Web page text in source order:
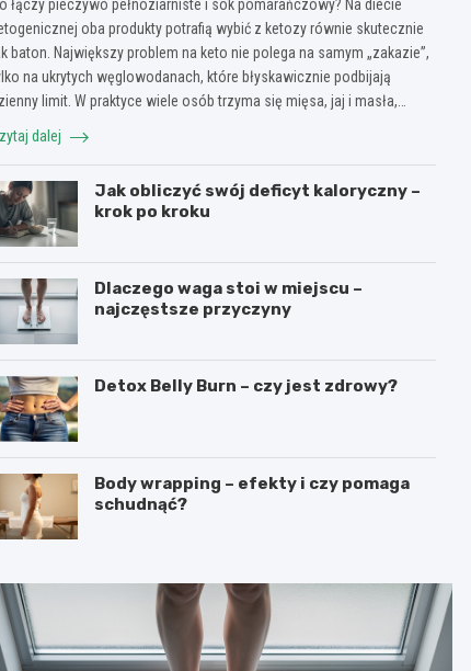
łączy pieczywo pełnoziarniste i sok pomarańczowy? Na diecie
oba produkty potrafią wybić z ketozy równie skutecznie
baton. Największy problem na keto nie polega na samym „zakazie”,
na ukrytych węglowodanach, które błyskawicznie podbijają
limit. W praktyce wiele osób trzyma się mięsa, jaj i masła,…
dalej
Jak obliczyć swój deficyt kaloryczny –
krok po kroku
Dlaczego waga stoi w miejscu –
najczęstsze przyczyny
Detox Belly Burn – czy jest zdrowy?
Body wrapping – efekty i czy pomaga
schudnąć?